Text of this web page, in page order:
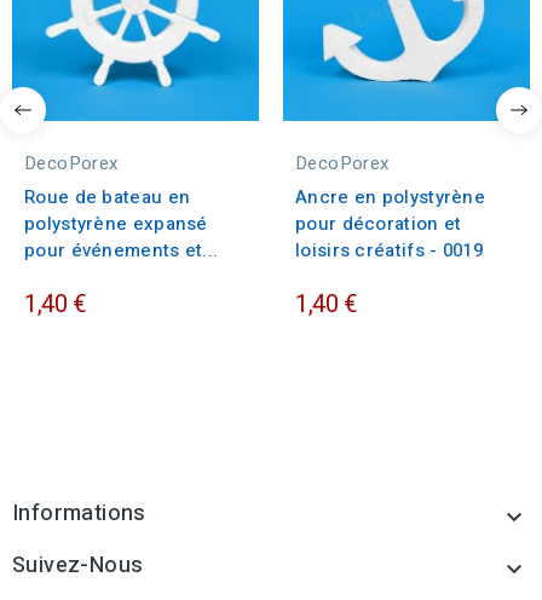
DecoPorex
Roue de bateau en
polystyrène expansé
pour événements et...
1,40 €
DecoPorex
Ancre en polystyrène
pour décoration et
loisirs créatifs - 0019
1,40 €
Informations 
Suivez-Nous 